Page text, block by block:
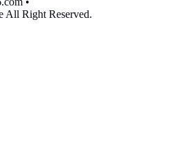
All Right Reserved.